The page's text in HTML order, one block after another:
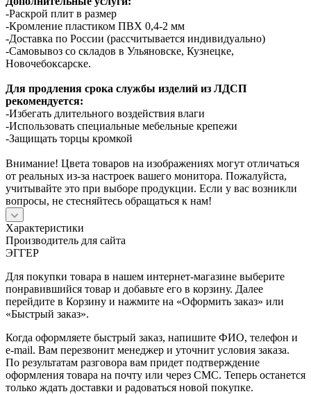
-Раскрой плит в размер
-Кромление пластиком ПВХ 0,4-2 мм
-Доставка по России (рассчитывается индивидуально)
-Самовывоз со складов в Ульяновске, Кузнецке,
Новочебоксарске.
Для продления срока службы изделий из ЛДСП
рекомендуется:
-Избегать длительного воздействия влаги
-Использовать специальные мебельные крепежи
-Защищать торцы кромкой
Внимание! Цвета товаров на изображениях могут отличаться
от реальных из-за настроек вашего монитора. Пожалуйста,
учитывайте это при выборе продукции. Если у вас возникли
вопросы, не стесняйтесь обращаться к нам!
Характеристики
Производитель для сайта
ЭГГЕР
Для покупки товара в нашем интернет-магазине выберите
понравившийся товар и добавьте его в корзину. Далее
перейдите в Корзину и нажмите на «Оформить заказ» или
«Быстрый заказ».
Когда оформляете быстрый заказ, напишите ФИО, телефон и
e-mail. Вам перезвонит менеджер и уточнит условия заказа.
По результатам разговора вам придет подтверждение
оформления товара на почту или через СМС. Теперь останется
только ждать доставки и радоваться новой покупке.